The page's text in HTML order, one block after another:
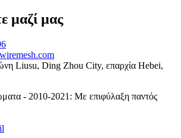
μαζί μας
Liusu, Ding Zhou City, επαρχία Hebei,
- 2010-2021: Με επιφύλαξη παντός